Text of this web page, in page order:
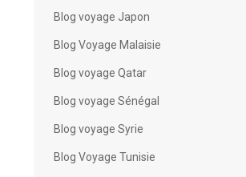
Blog voyage Japon
Blog Voyage Malaisie
Blog voyage Qatar
Blog voyage Sénégal
Blog voyage Syrie
Blog Voyage Tunisie